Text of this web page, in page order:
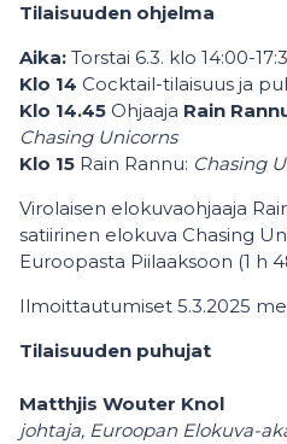
Tilaisuuden ohjelma
Aika: Torstai 6.3. klo 14:00-
Klo 14 Cocktail-tilaisuus ja
Klo 14.45 Ohjaaja Rain
Chasing Unicorns
Klo 15 Rain Rannu: Chasing
Virolaisen elokuvaohjaaja
satiirinen elokuva Chasing
Euroopasta Piilaaksoon (1 h
Ilmoittautumiset 5.3.2025
Tilaisuuden puhujat
Matthjis Wouter Knol
johtaja, Euroopan Elokuva-